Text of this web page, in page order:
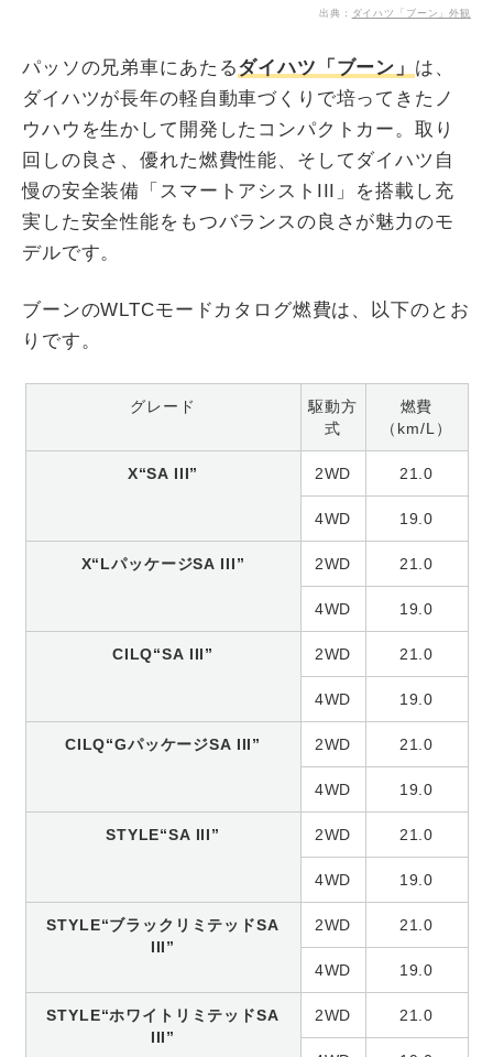
出典： ダイハツ「ブーン」外観
パッソの兄弟車にあたるダイハツ「ブーン」 は、
ダイハツが長年の軽自動車づくりで培ってきたノ
ウハウを生かして開発したコンパクトカー。取り
回しの良さ、優れた燃費性能、そしてダイハツ自
慢の安全装備「スマートアシストIII」を搭載し充
実した安全性能をもつバランスの良さが魅力のモ
デルです。
ブーンのWLTCモードカタログ燃費は、以下のとお
りです。
グレード
駆動方
式
燃費
（km/L）
X“SA III” 2WD 21.0
4WD 19.0
X“LパッケージSA III” 2WD 21.0
4WD 19.0
CILQ“SA III” 2WD 21.0
4WD 19.0
CILQ“GパッケージSA III” 2WD 21.0
4WD 19.0
STYLE“SA III” 2WD 21.0
4WD 19.0
STYLE“ブラックリミテッドSA
III”
2WD 21.0
4WD 19.0
STYLE“ホワイトリミテッドSA
III”
2WD 21.0